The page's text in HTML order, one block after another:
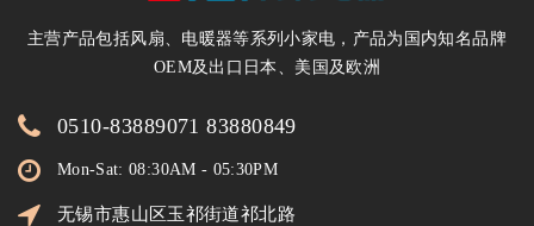
主营产品包括风扇、电暖器等系列小家电，产品为国内知名品牌
OEM及出口日本、美国及欧洲
0510-83889071 83880849
Mon-Sat: 08:30AM - 05:30PM
无锡市惠山区玉祁街道祁北路